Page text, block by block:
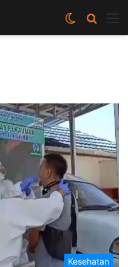
Cari
berita
Switch
skin
Kesehatan